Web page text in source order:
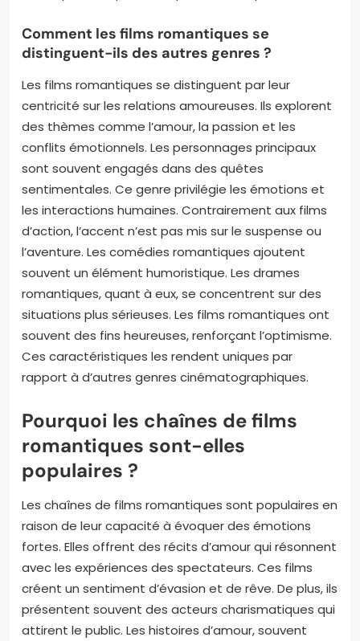
Comment les films romantiques se
distinguent-ils des autres genres ?
Les films romantiques se distinguent par leur
centricité sur les relations amoureuses. Ils explorent
des thèmes comme l’amour, la passion et les
conflits émotionnels. Les personnages principaux
sont souvent engagés dans des quêtes
sentimentales. Ce genre privilégie les émotions et
les interactions humaines. Contrairement aux films
d’action, l’accent n’est pas mis sur le suspense ou
l’aventure. Les comédies romantiques ajoutent
souvent un élément humoristique. Les drames
romantiques, quant à eux, se concentrent sur des
situations plus sérieuses. Les films romantiques ont
souvent des fins heureuses, renforçant l’optimisme.
Ces caractéristiques les rendent uniques par
rapport à d’autres genres cinématographiques.
Pourquoi les chaînes de films
romantiques sont-elles
populaires ?
Les chaînes de films romantiques sont populaires en
raison de leur capacité à évoquer des émotions
fortes. Elles offrent des récits d’amour qui résonnent
avec les expériences des spectateurs. Ces films
créent un sentiment d’évasion et de rêve. De plus, ils
présentent souvent des acteurs charismatiques qui
attirent le public. Les histoires d’amour, souvent